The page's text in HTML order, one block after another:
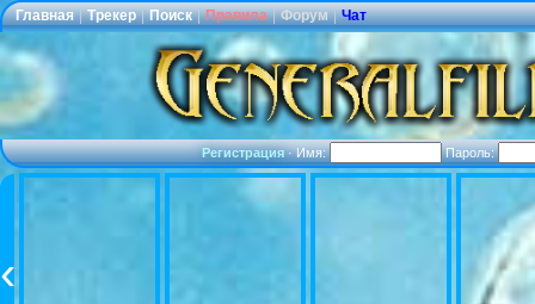
Главная | Трекер | Поиск | Правила | Форум | Чат
Регистрация·Имя: Пароль: